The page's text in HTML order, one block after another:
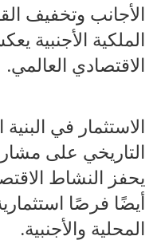
الأجانب وتخفيف
الملكية الأجنبية
الاقتصادي العالمي.
الاستثمار في
التاريخي على
يحفز النشاط
أيضًا فرصًا
المحلية والأجنبية.